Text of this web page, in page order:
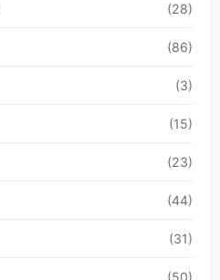
(28)
(86)
(3)
(15)
(23)
(44)
(31)